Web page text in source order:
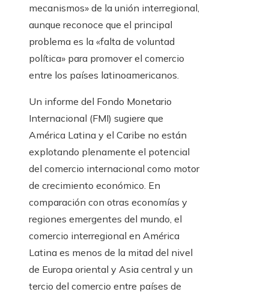
mecanismos» de la unión interregional,
aunque reconoce que el principal
problema es la «falta de voluntad
política» para promover el comercio
entre los países latinoamericanos.
Un informe del Fondo Monetario
Internacional (FMI) sugiere que
América Latina y el Caribe no están
explotando plenamente el potencial
del comercio internacional como motor
de crecimiento económico. En
comparación con otras economías y
regiones emergentes del mundo, el
comercio interregional en América
Latina es menos de la mitad del nivel
de Europa oriental y Asia central y un
tercio del comercio entre países de